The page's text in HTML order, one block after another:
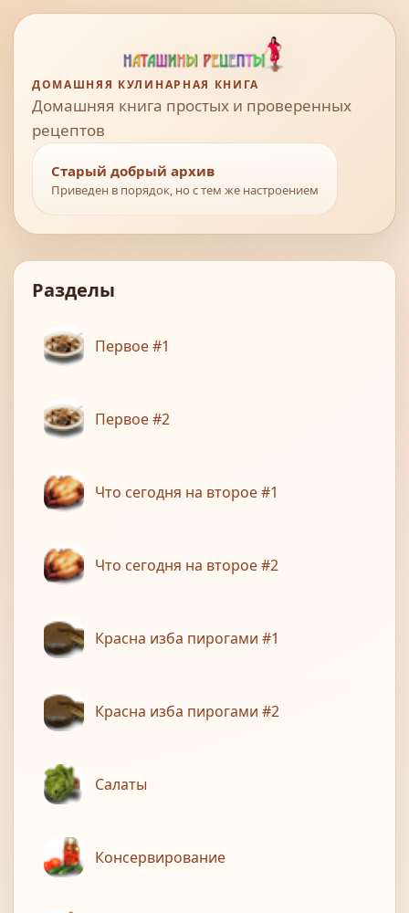
ДОМАШНЯЯ КУЛИНАРНАЯ КНИГА
Домашняя книга простых и проверенных
рецептов
Старый добрый архив
Приведен в порядок, но с тем же настроением
Разделы
Первое #1
Первое #2
Что сегодня на второе #1
Что сегодня на второе #2
Красна изба пирогами #1
Красна изба пирогами #2
Салаты
Консервирование